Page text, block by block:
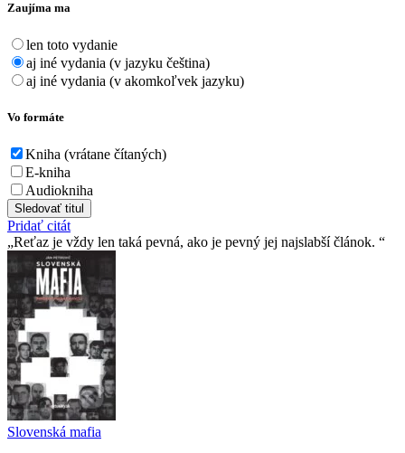
Zaujíma ma
len toto vydanie
aj iné vydania (v jazyku čeština)
aj iné vydania (v akomkoľvek jazyku)
Vo formáte
Kniha (vrátane čítaných)
E-kniha
Audiokniha
Sledovať titul
Pridať citát
Reťaz je vždy len taká pevná, ako je pevný jej najslabší­ článok.
Slovenská mafia